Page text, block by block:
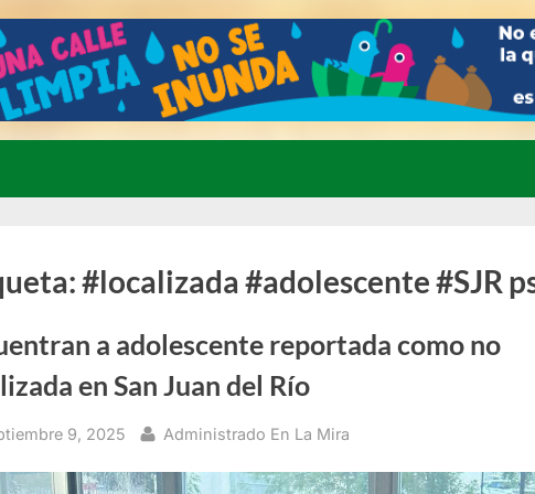
#localizada #adolescente #SJR
a adolescente reportada como no
en San Juan del Río
9, 2025 By
Administrado En La Mira